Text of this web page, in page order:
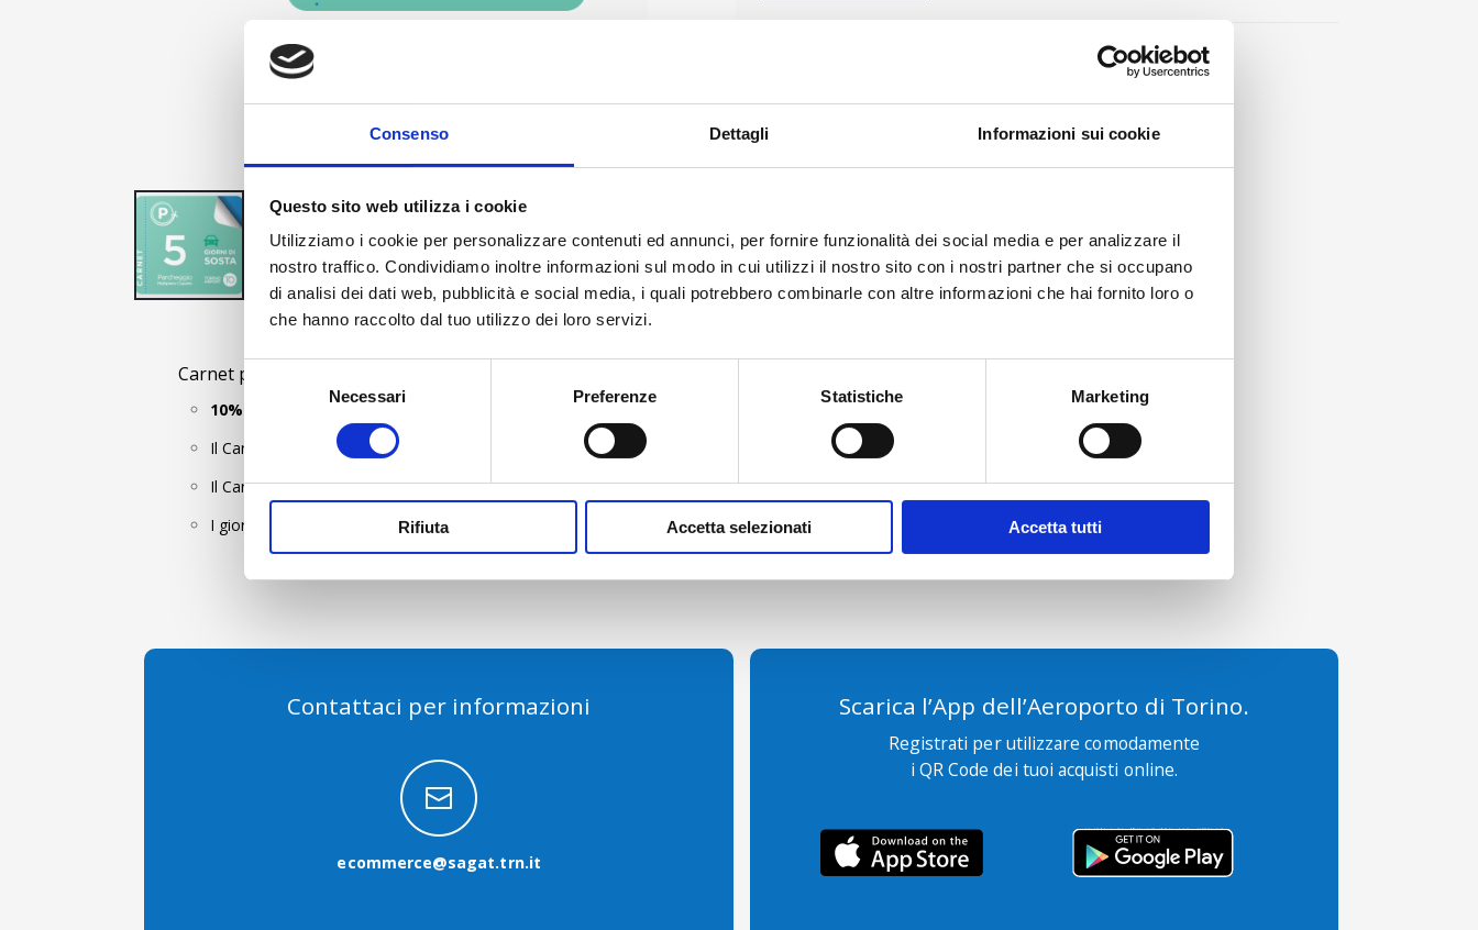
Consenso Dettagli Informazioni sui cookie
Questo sito web utilizza i cookie
Utilizziamo i cookie per personalizzare contenuti ed annunci, per fornire funzionalità dei social media e per analizzare il
nostro traffico. Condividiamo inoltre informazioni sul modo in cui utilizzi il nostro sito con i nostri partner che si occupano
di analisi dei dati web, pubblicità e social media, i quali potrebbero combinarle con altre informazioni che hai fornito loro o
che hanno raccolto dal tuo utilizzo dei loro servizi.
Selezione
Necessari Preferenze Statistiche Marketing
Rifiuta Accetta selezionati Accetta tutti
Skip to the beginning of the images gallery
Carnet per soste cumulative senza necessità di acquisto della sosta online.
10% di sconto
vs Prezzo Medio giornaliero degli ultimi 12 mesi per tutti gli acquisti senza prenotazione.
Il Carnet dà diritto ad un totale complessivo di
5 giornidi sosta nel Parcheggio Multipiano Coperto 6 mesi dalla data di acquisto
Il Carnet è utilizzabile dopo 48 ore lavorative dall'acquisto previo ritiro all'Info Point
I giorni di sosta possono essere utilizzati anche in maniera non continuativa.
Contattaci per informazioni
ecommerce@sagat.trn.it
Scarica l’App dell’Aeroporto di Torino.
Registrati per utilizzare comodamente
i QR Code dei tuoi acquisti online.